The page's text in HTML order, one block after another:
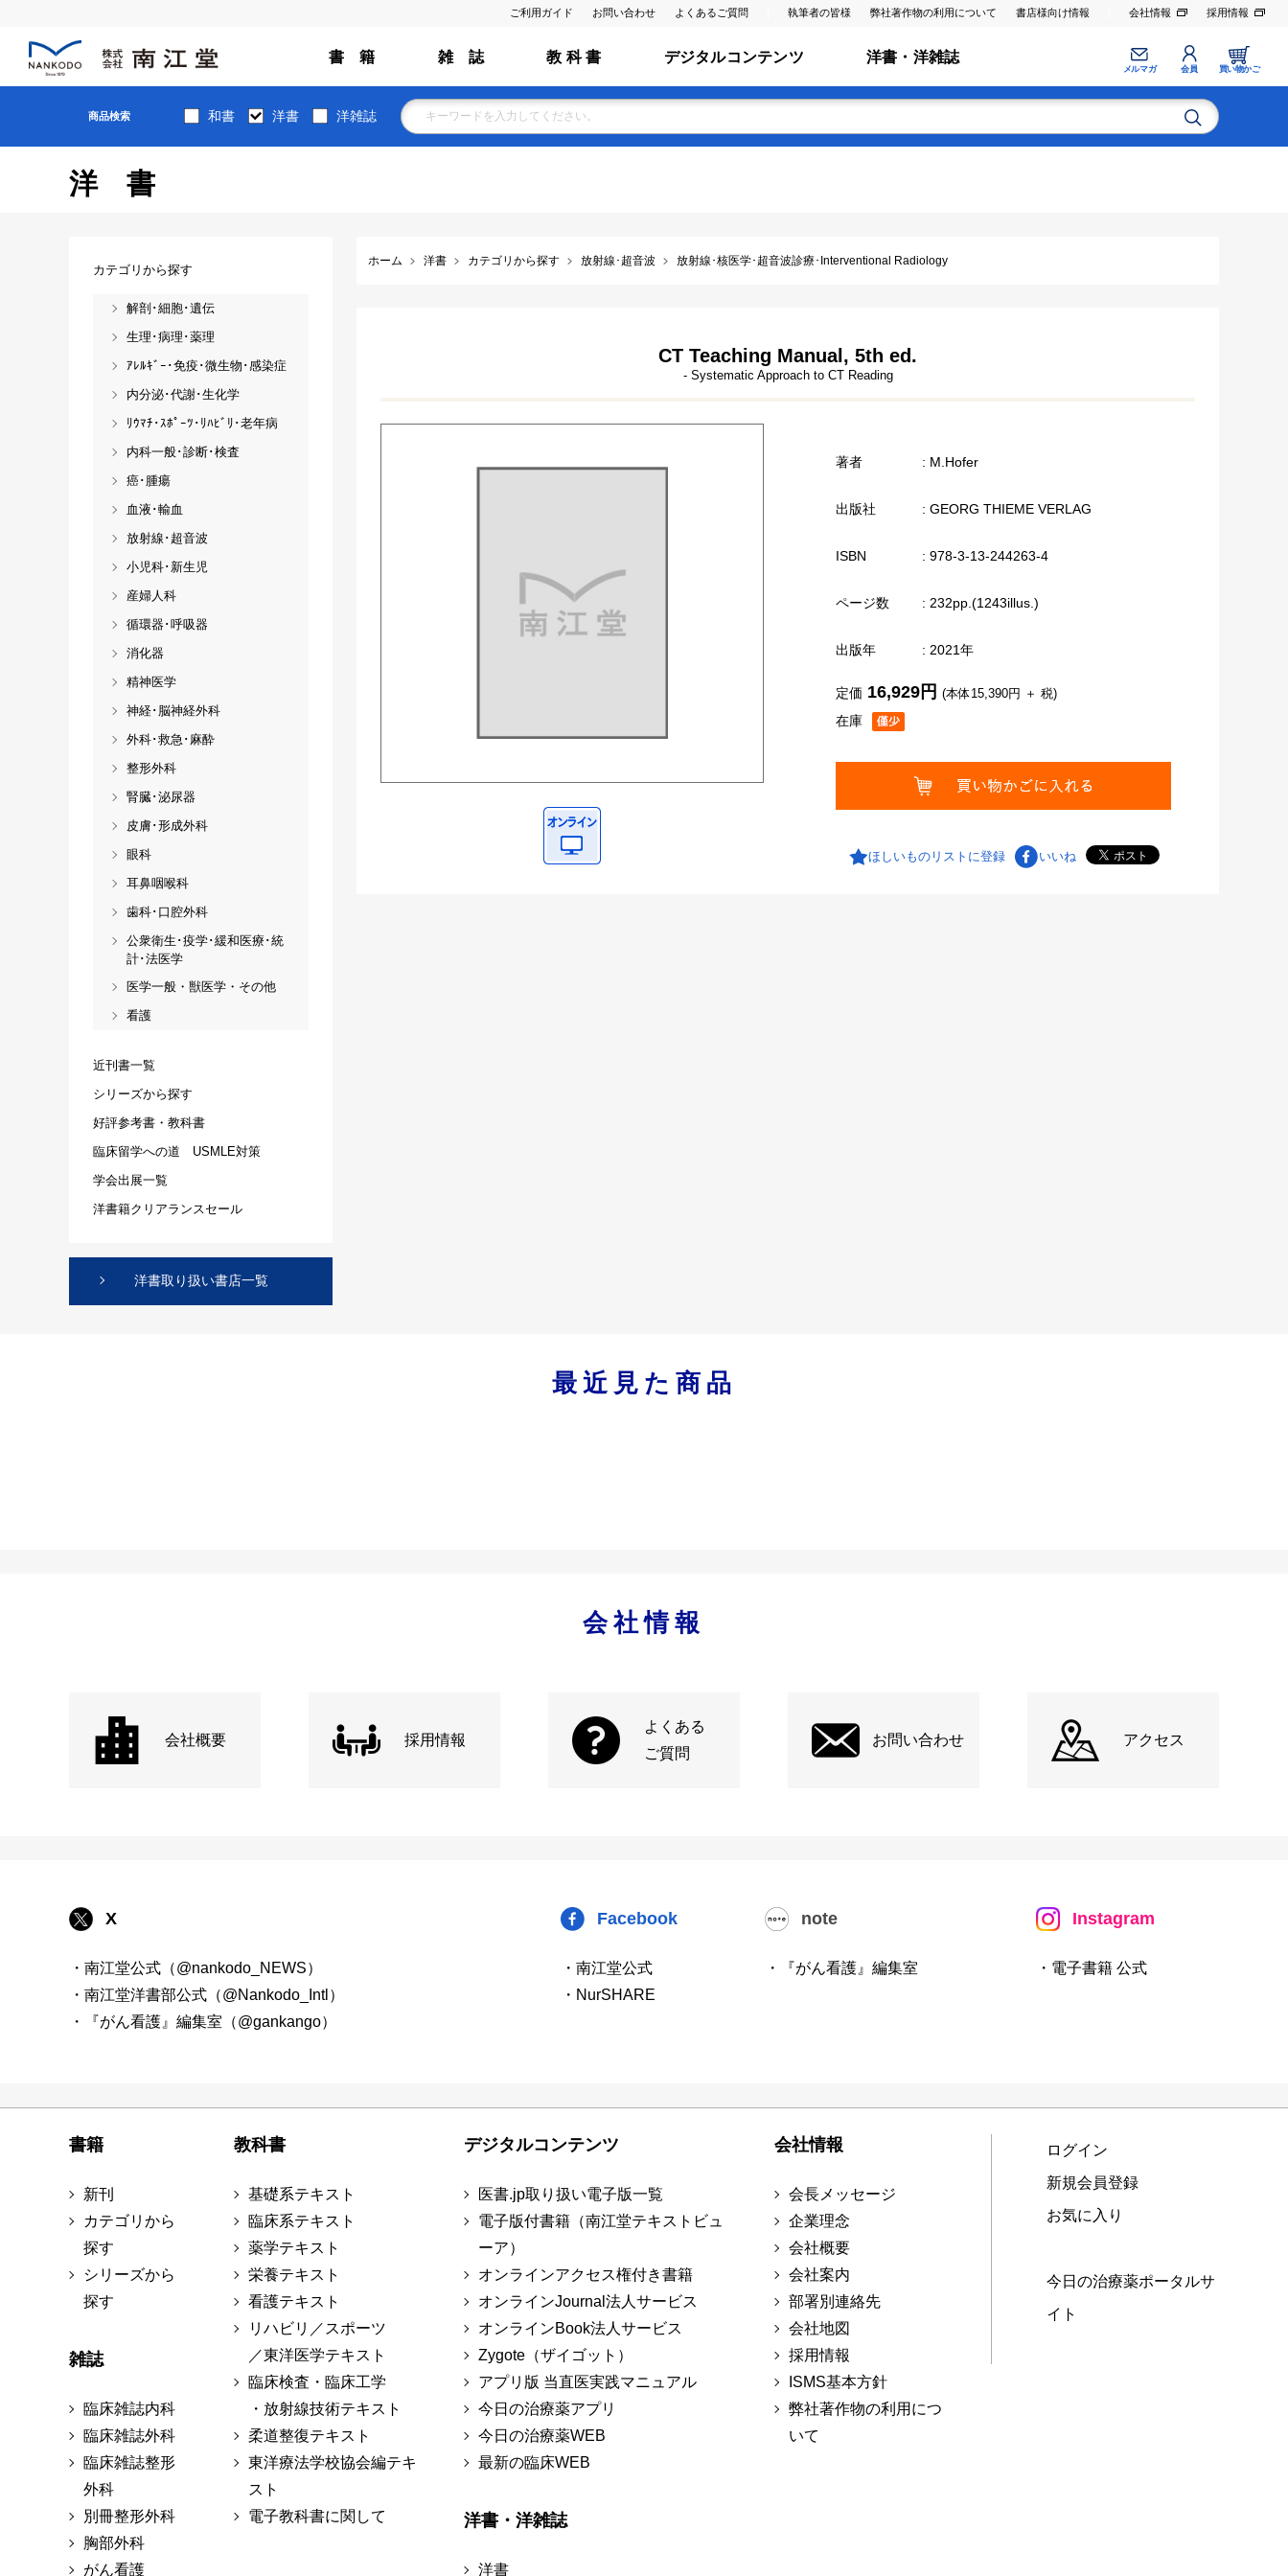
ご利用ガイド お問い合わせ よくあるご質問 執筆者の皆様 弊社著作物の利用について 書店様向け情報 会社情報 採用情報
書 籍 雑 誌 教 科 書 デジタルコンテンツ 洋書・洋雑誌
メルマガ 会員 買い物かご
商品検索 和書 洋書 洋雑誌
洋書
ホーム 洋書 カテゴリから探す 放射線･超音波 放射線･核医学･超音波診療･Interventional Radiology
CT Teaching Manual, 5th ed.
- Systematic Approach to CT Reading
著者 : M.Hofer
出版社 : GEORG THIEME VERLAG
ISBN : 978-3-13-244263-4
ページ数 : 232pp.(1243illus.)
出版年 : 2021年
在庫
定価 16,929円 (本体15,390円 ＋ 税)
ほしいものリストに登録 いいね
カテゴリから探す
解剖･細胞･遺伝
生理･病理･薬理
ｱﾚﾙｷﾞｰ･免疫･微生物･感染症
内分泌･代謝･生化学
ﾘｳﾏﾁ･ｽﾎﾟｰﾂ･ﾘﾊﾋﾞﾘ･老年病
内科一般･診断･検査
癌･腫瘍
血液･輸血
放射線･超音波
小児科･新生児
産婦人科
循環器･呼吸器
消化器
精神医学
神経･脳神経外科
外科･救急･麻酔
整形外科
腎臓･泌尿器
皮膚･形成外科
眼科
耳鼻咽喉科
歯科･口腔外科
公衆衛生･疫学･緩和医療･統
計･法医学
医学一般・獣医学・その他
看護
近刊書一覧
シリーズから探す
好評参考書・教科書
臨床留学への道 USMLE対策
学会出展一覧
洋書籍クリアランスセール
洋書取り扱い書店一覧
最近見た商品
会社情報
会社概要 採用情報
よくある
ご質問
お問い合わせ アクセス
X
・南江堂公式（@nankodo_NEWS）
・南江堂洋書部公式（@Nankodo_Intl）
・『がん看護』編集室（@gankango）
Facebook
・南江堂公式
・NurSHARE
note
・『がん看護』編集室
Instagram
・電子書籍 公式
書籍
新刊
カテゴリから
探す
シリーズから
探す
雑誌
臨床雑誌内科
臨床雑誌外科
臨床雑誌整形
外科
別冊整形外科
胸部外科
がん看護
教科書
基礎系テキスト
臨床系テキスト
薬学テキスト
栄養テキスト
看護テキスト
リハビリ／スポーツ
／東洋医学テキスト
臨床検査・臨床工学
・放射線技術テキスト
柔道整復テキスト
東洋療法学校協会編テキ
スト
電子教科書に関して
デジタルコンテンツ
医書.jp取り扱い電子版一覧
電子版付書籍（南江堂テキストビュ
ーア）
オンラインアクセス権付き書籍
オンラインJournal法人サービス
オンラインBook法人サービス
Zygote（ザイゴット）
アプリ版 当直医実践マニュアル
今日の治療薬アプリ
今日の治療薬WEB
最新の臨床WEB
洋書・洋雑誌
洋書
会社情報
会長メッセージ
企業理念
会社概要
会社案内
部署別連絡先
会社地図
採用情報
ISMS基本方針
弊社著作物の利用につ
いて
ログイン
新規会員登録
お気に入り
今日の治療薬ポータルサ
イト